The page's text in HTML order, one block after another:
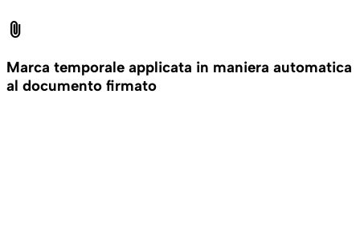
attach_file
Marca temporale applicata in maniera automatica
al documento firmato